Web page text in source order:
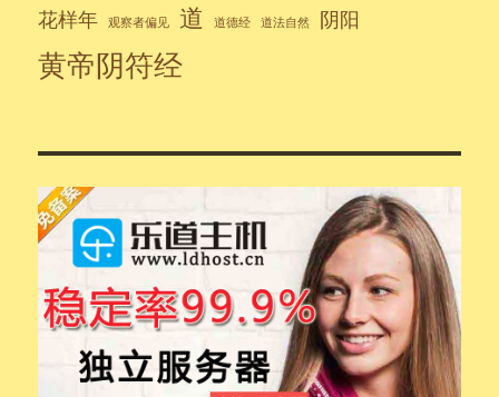
花样年 观察者偏见 道 道德经 道法自然 阴阳
黄帝阴符经